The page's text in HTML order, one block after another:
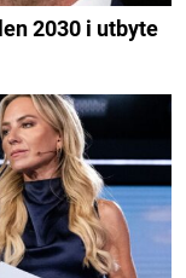
2030 i utbyte